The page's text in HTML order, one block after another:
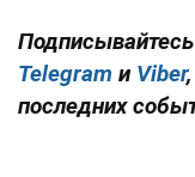
Telegram и Viber
последних